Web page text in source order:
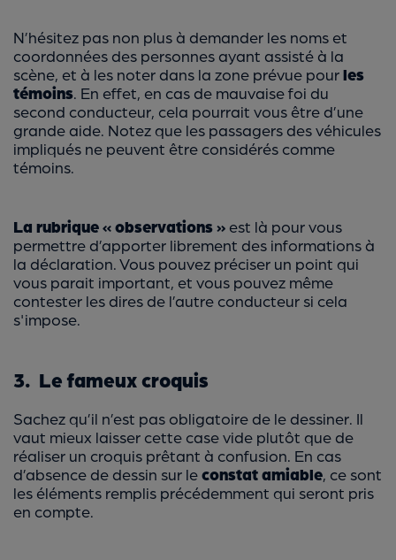
N’hésitez pas non plus à demander les noms et
coordonnées des personnes ayant assisté à la
scène, et à les noter dans la zone prévue pourles
témoins. En effet, en cas de mauvaise foi du
second conducteur, cela pourrait vous être d’une
grande aide. Notez que les passagers des véhicules
impliqués ne peuvent être considérés comme
témoins.
La rubrique « observations » est là pour vous
permettre d’apporter librement des informations à
la déclaration. Vous pouvez préciser un point qui
vous parait important, et vous pouvez même
contester les dires de l’autre conducteur si cela
s'impose.
3. Le fameux croquis
Sachez qu’il n’est pas obligatoire de le dessiner. Il
vaut mieux laisser cette case vide plutôt que de
réaliser un croquis prêtant à confusion. En cas
d’absence de dessin sur leconstat amiable, ce sont
les éléments remplis précédemment qui seront pris
en compte.